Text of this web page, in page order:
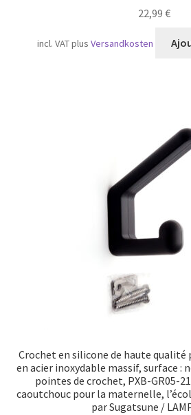
22,99 €
incl. VATplusVersandkosten
Crochet en silicone de haute
en acier inoxydable massif, surface :
pointes de crochet, PXB-GR05-
caoutchouc pour la maternelle,
par Sugatsune /